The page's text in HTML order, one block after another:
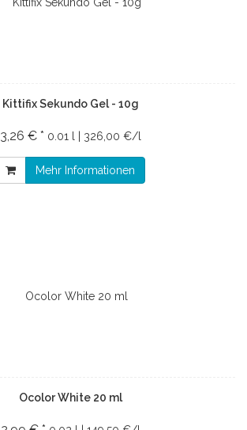
Kittifix Sekundo Gel - 10g
3,26 € * 0.01 l | 326,00 €/l
Mehr Informationen
Ocolor White 20 ml